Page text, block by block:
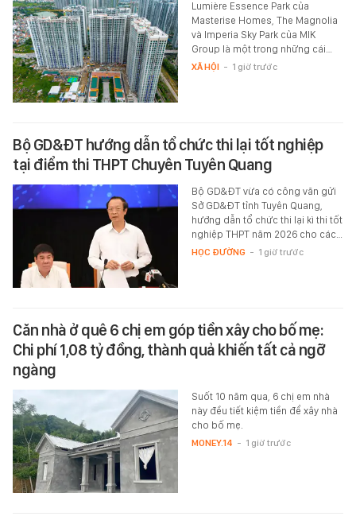
Lumière Essence Park của
Masterise Homes, The Magnolia
và Imperia Sky Park của MIK
Group là một trong những cái…
XÃ HỘI - 1 giờ trước
Bộ GD&ĐT hướng dẫn tổ chức thi lại tốt nghiệp
tại điểm thi THPT Chuyên Tuyên Quang
Bộ GD&ĐT vừa có công văn gửi
Sở GD&ĐT tỉnh Tuyên Quang,
hướng dẫn tổ chức thi lại kì thi tốt
nghiệp THPT năm 2026 cho các…
HỌC ĐƯỜNG - 1 giờ trước
Căn nhà ở quê 6 chị em góp tiền xây cho bố mẹ:
Chi phí 1,08 tỷ đồng, thành quả khiến tất cả ngỡ
ngàng
Suốt 10 năm qua, 6 chị em nhà
này đều tiết kiệm tiền để xây nhà
cho bố mẹ.
MONEY.14 - 1 giờ trước